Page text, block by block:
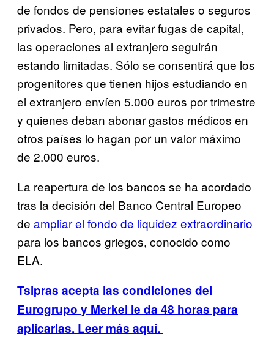
de fondos de pensiones estatales o seguros
privados. Pero, para evitar fugas de capital,
las operaciones al extranjero seguirán
estando limitadas. Sólo se consentirá que los
progenitores que tienen hijos estudiando en
el extranjero envíen 5.000 euros por trimestre
y quienes deban abonar gastos médicos en
otros países lo hagan por un valor máximo
de 2.000 euros.
La reapertura de los bancos se ha acordado
tras la decisión del Banco Central Europeo
de ampliar el fondo de liquidez extraordinario
para los bancos griegos, conocido como
ELA.
Tsipras acepta las condiciones del
Eurogrupo y Merkel le da 48 horas para
aplicarlas. Leer más aquí.